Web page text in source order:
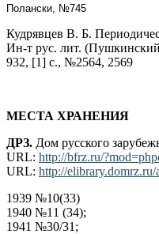
Полански, №745
Кудрявцев В. Б.
Ин-т рус. лит. (Пушкинский
932, [1] с., №2564, 2569
МЕСТА ХРАНЕНИЯ
ДРЗ. Дом русского
URL: http://bfrz.ru/
URL: http://
1939 №10(33)
1940 №11 (34);
1941 №30/31;